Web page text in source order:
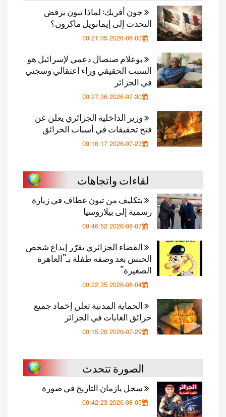
جون أفريك: لماذا تبون يرفض
التحدث إلى إيمانويل ماكرون؟
2026-08-03 00:21:05
بوعلام صنصال دعمي لإسرائيل هو
السبب الحقيقي وراء اعتقالي وسجني
في الجزائر
2026-07-30 00:27:36
وزير الداخلية الجزائري يعلن عن
فتح تحقيقات في أسباب الحرائق
2026-07-23 00:16:17
لقاءات واتجاهات
بتكليف من تبون عطاف في زيارة
رسمية إلى بيلاروسيا
2026-08-07 00:46:52
القضاء الجزائري يقرّر إيداع شخص
الحبس بعد وصفه طفلة بـ”العاهرة
الصغيرة”
2026-08-04 00:22:35
الحماية المدنية تعلن إخماد جميع
حرائق الغابات في الجزائر
2026-07-29 00:15:20
الصورة تتحدث
سجل يازمان التاريخ في صورة
2026-08-05 00:42:23